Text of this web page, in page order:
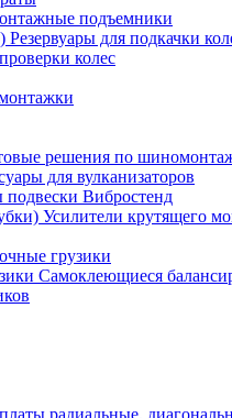
подъемники
Резервуары для подкачки
колес
решения по
для вулканизаторов
подвески Вибростенд
Усилители крутящего
грузики
Самоклеющиеся
радиальные,